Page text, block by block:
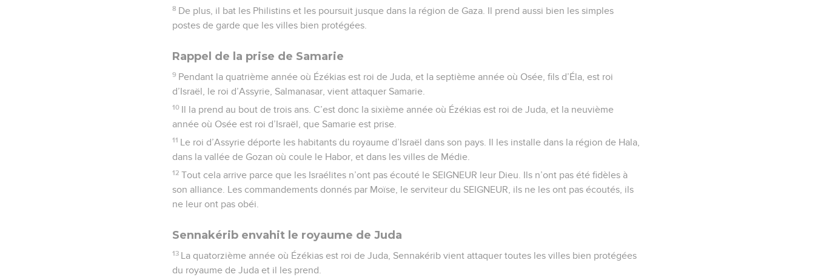
8 De plus, il bat les Philistins et les poursuit jusque dans la région de Gaza. Il prend aussi bien les simples
postes de garde que les villes bien protégées.
Rappel de la prise de Samarie
9 Pendant la quatrième année où Ézékias est roi de Juda, et la septième année où Osée, fils d’Éla, est roi
d’Israël, le roi d’Assyrie, Salmanasar, vient attaquer Samarie.
10 Il la prend au bout de trois ans. C’est donc la sixième année où Ézékias est roi de Juda, et la neuvième
année où Osée est roi d’Israël, que Samarie est prise.
11 Le roi d’Assyrie déporte les habitants du royaume d’Israël dans son pays. Il les installe dans la région de Hala,
dans la vallée de Gozan où coule le Habor, et dans les villes de Médie.
12 Tout cela arrive parce que les Israélites n’ont pas écouté le SEIGNEUR leur Dieu. Ils n’ont pas été fidèles à
son alliance. Les commandements donnés par Moïse, le serviteur du SEIGNEUR, ils ne les ont pas écoutés, ils
ne leur ont pas obéi.
Sennakérib envahit le royaume de Juda
13 La quatorzième année où Ézékias est roi de Juda, Sennakérib vient attaquer toutes les villes bien protégées
du royaume de Juda et il les prend.